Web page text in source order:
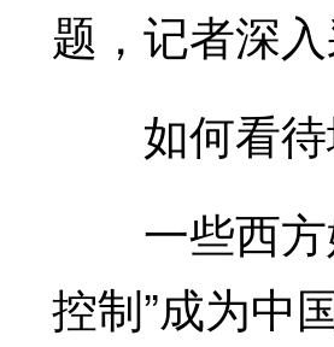
题，记者深
如何看待
一些西方
控制”成为中